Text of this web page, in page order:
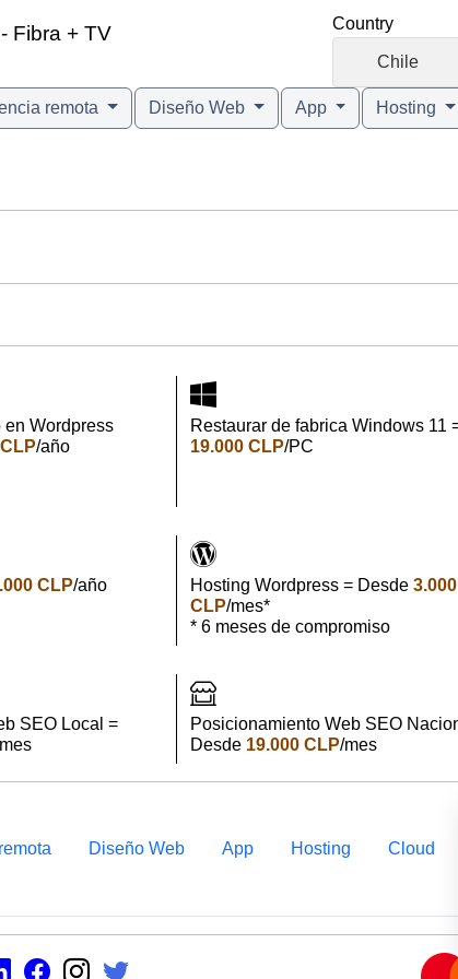
Fibra + TV Country
Chile
remota Diseño Web App Hosting
Wordpress
/año
Restaurar de fabrica Windows 11
19.000 CLP/PC
CLP/año Hosting Wordpress = Desde 3.000
CLP/mes*
* 6 meses de compromiso
SEO Local =
Posicionamiento Web SEO
Desde 19.000 CLP/mes
Diseño Web App Hosting Cloud